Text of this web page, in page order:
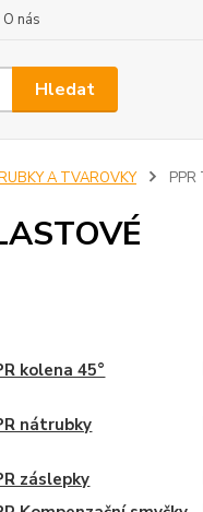
O nás
Hledat
A TVAROVKY PPR
kolena 45°
nátrubky
záslepky